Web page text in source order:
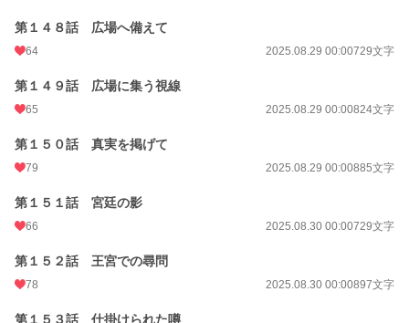
第１４８話 広場へ備えて
64 2025.08.29 00:00729文字
第１４９話 広場に集う視線
65 2025.08.29 00:00824文字
第１５０話 真実を掲げて
79 2025.08.29 00:00885文字
第１５１話 宮廷の影
66 2025.08.30 00:00729文字
第１５２話 王宮での尋問
78 2025.08.30 00:00897文字
第１５３話 仕掛けられた噂